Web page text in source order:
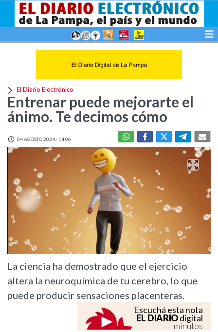
El Diario Electrónico
Entrenar puede mejorarte el
ánimo. Te decimos cómo
04 AGOSTO 2024 - 14:06
La ciencia ha demostrado que el ejercicio
altera la neuroquímica de tu cerebro, lo que
puede producir sensaciones placenteras.
Escuchá esta nota
EL DIARIOdigital
minutos